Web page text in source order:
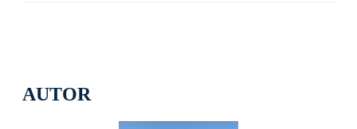
AUTOR